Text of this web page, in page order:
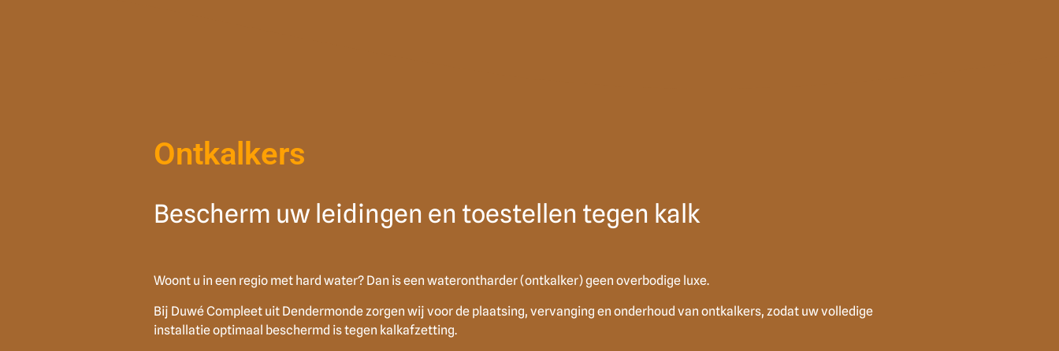
Ontkalkers
Bescherm uw leidingen en toestellen tegen kalk
Woont u in een regio met hard water? Dan is een waterontharder (ontkalker) geen overbodige luxe.
Bij Duwé Compleet uit Dendermonde zorgen wij voor de plaatsing, vervanging en onderhoud van ontkalkers, zodat uw volledige
installatie optimaal beschermd is tegen kalkafzetting.